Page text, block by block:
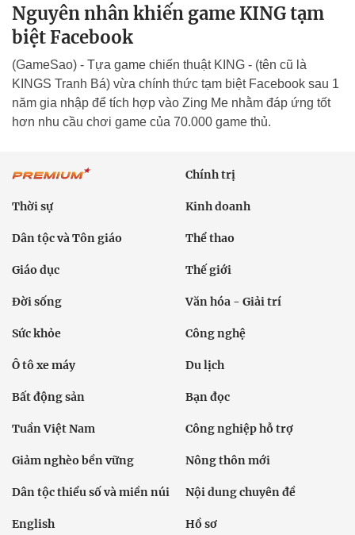
Nguyên nhân khiến game KING tạm
biệt Facebook
(GameSao) - Tựa game chiến thuật KING - (tên cũ là
KINGS Tranh Bá) vừa chính thức tạm biệt Facebook sau 1
năm gia nhập để tích hợp vào Zing Me nhằm đáp ứng tốt
hơn nhu cầu chơi game của 70.000 game thủ.
Chính trị
Thời sự Kinh doanh
Dân tộc và Tôn giáo Thể thao
Giáo dục Thế giới
Đời sống Văn hóa - Giải trí
Sức khỏe Công nghệ
Ô tô xe máy Du lịch
Bất động sản Bạn đọc
Tuần Việt Nam Công nghiệp hỗ trợ
Giảm nghèo bền vững Nông thôn mới
Dân tộc thiểu số và miền núi Nội dung chuyên đề
English Hồ sơ